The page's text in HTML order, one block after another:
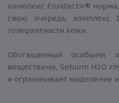
комплекс Fluidactiv®
свою очередь комплекс
толерантности кожи.
Обогащенный особыми
веществами, Sebium H2O
и ограничивает выделение